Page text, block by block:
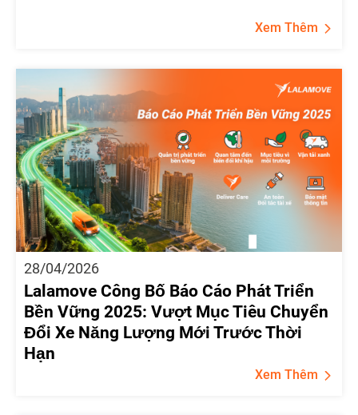
Xem Thêm
28/04/2026
Lalamove Công Bố Báo Cáo Phát Triển
Bền Vững 2025: Vượt Mục Tiêu Chuyển
Đổi Xe Năng Lượng Mới Trước Thời
Hạn
Xem Thêm